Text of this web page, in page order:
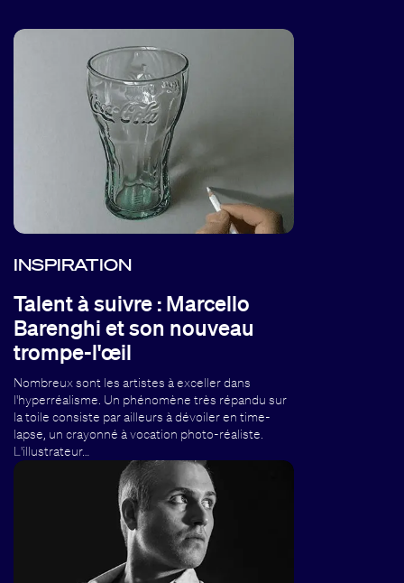
INSPIRATION
Talent à suivre : Marcello
Barenghi et son nouveau
trompe-l'œil
Nombreux sont les artistes à exceller dans
l'hyperréalisme. Un phénomène très répandu sur
la toile consiste par ailleurs à dévoiler en time-
lapse, un crayonné à vocation photo-réaliste.
L'illustrateur…